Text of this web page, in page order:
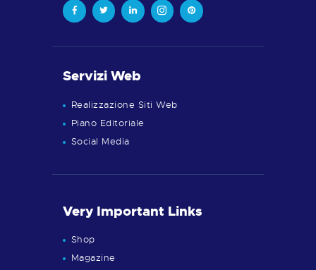
Servizi Web
Realizzazione Siti Web
Piano Editoriale
Social Media
Very Important Links
Shop
Magazine